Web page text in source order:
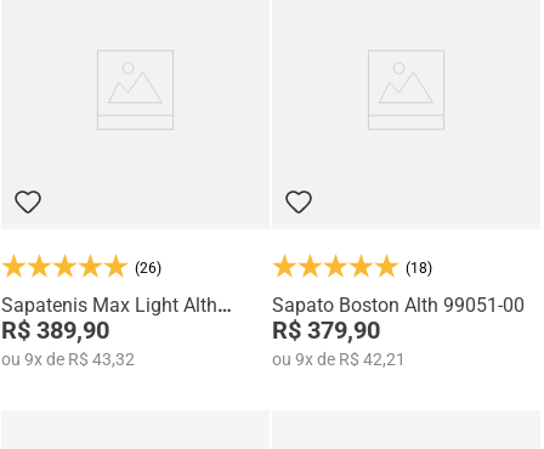
(26)
Sapatenis Max Light Alth
3752-03
R$ 389,90
ou 9xde R$ 43,32
(18)
Sapato Boston Alth 99051-00
R$ 379,90
ou 9xde R$ 42,21